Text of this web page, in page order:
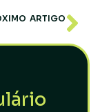
ARTIGO